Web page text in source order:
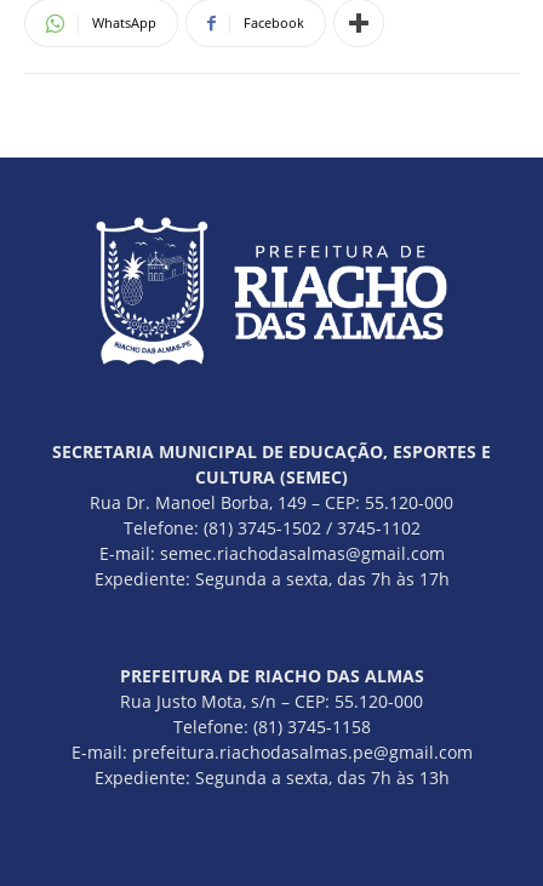
WhatsApp Facebook
SECRETARIA MUNICIPAL DE EDUCAÇÃO, ESPORTES E
CULTURA (SEMEC)
Rua Dr. Manoel Borba, 149 – CEP: 55.120-000
Telefone: (81) 3745-1502 / 3745-1102
E-mail: semec.riachodasalmas@gmail.com
Expediente: Segunda a sexta, das 7h às 17h
PREFEITURA DE RIACHO DAS ALMAS
Rua Justo Mota, s/n – CEP: 55.120-000
Telefone: (81) 3745-1158
E-mail: prefeitura.riachodasalmas.pe@gmail.com
Expediente: Segunda a sexta, das 7h às 13h